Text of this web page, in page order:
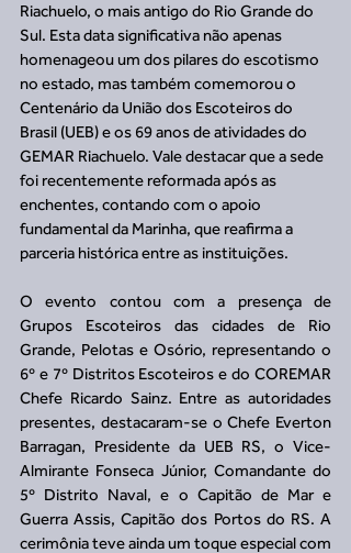
Riachuelo, o mais antigo do Rio Grande do
Sul. Esta data significativa não apenas
homenageou um dos pilares do escotismo
no estado, mas também comemorou o
Centenário da União dos Escoteiros do
Brasil (UEB) e os 69 anos de atividades do
GEMAR Riachuelo. Vale destacar que a sede
foi recentemente reformada após as
enchentes, contando com o apoio
fundamental da Marinha, que reafirma a
parceria histórica entre as instituições.
O evento contou com a presença de
Grupos Escoteiros das cidades de Rio
Grande, Pelotas e Osório, representando o
6º e 7º Distritos Escoteiros e do COREMAR
Chefe Ricardo Sainz. Entre as autoridades
presentes, destacaram-se o Chefe Everton
Barragan, Presidente da UEB RS, o Vice-
Almirante Fonseca Júnior, Comandante do
5º Distrito Naval, e o Capitão de Mar e
Guerra Assis, Capitão dos Portos do RS. A
cerimônia teve ainda um toque especial com